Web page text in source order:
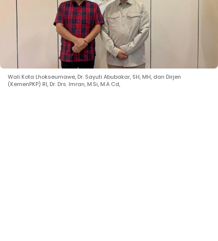
Wali Kota Lhokseumawe, Dr. Sayuti Abubakar, SH, MH, dan Dirjen
(KemenPKP) RI, Dr. Drs. Imran, M.Si, M.A Cd,